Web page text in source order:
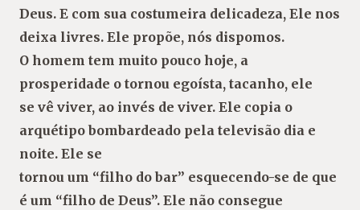
Deus. E com sua costumeira delicadeza, Ele nos
deixa livres. Ele propõe, nós dispomos.
O homem tem muito pouco hoje, a
prosperidade o tornou egoísta, tacanho, ele
se vê viver, ao invés de viver. Ele copia o
arquétipo bombardeado pela televisão dia e
noite. Ele se
tornou um “filho do bar” esquecendo-se de que
é um “filho de Deus”. Ele não consegue